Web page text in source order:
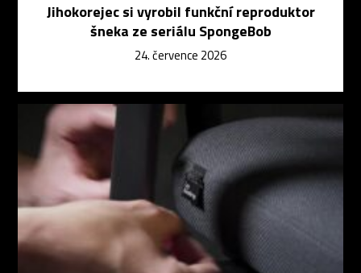
Jihokorejec si vyrobil funkční reproduktor
šneka ze seriálu SpongeBob
24. července 2026